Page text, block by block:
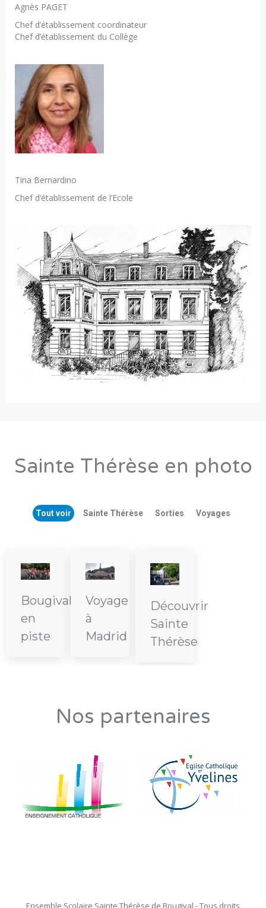
Agnès PAGET
Chef d’établissement coordinateur
Chef d’établissement du Collège
Tina Bernardino
Chef d’établissement de l’Ecole
Sainte Thérèse en photo
Tout voir Sainte Thérèse Sorties Voyages
Bougival
en
piste
Voyage
à
Madrid
Découvrir
Sainte
Thérèse
Nos partenaires
Ensemble Scolaire Sainte Thérèse de Bougival - Tous droits